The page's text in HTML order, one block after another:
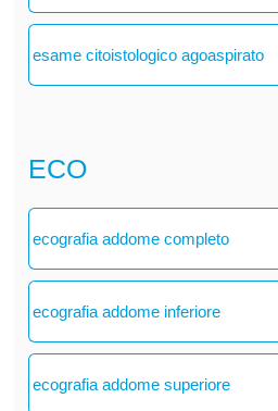
esame citoistologico agoaspirato
ECO
ecografia addome completo
ecografia addome inferiore
ecografia addome superiore